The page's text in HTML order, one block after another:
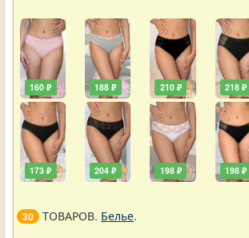
160 ₽
173 ₽
188 ₽
204 ₽
210 ₽
198 ₽
218 ₽
198 ₽
30 ТОВАРОВ. Белье.